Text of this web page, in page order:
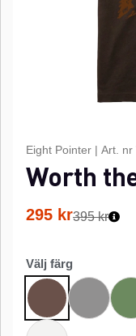
Eight Pointer | Art. nr
Worth
295 kr395 kr
Välj färg
Brun
Grå Grön
Vit